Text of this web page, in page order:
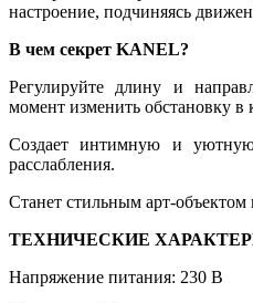
настроение, подчиняясь
В чем секрет KANEL?
Регулируйте длину и
момент изменить обстановку в
Создает интимную и
расслабления.
Станет стильным арт-объектом
ТЕХНИЧЕСКИЕ
Напряжение питания: 230 В